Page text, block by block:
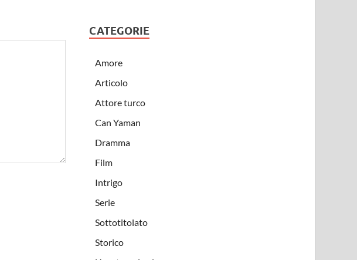
CATEGORIE
Amore
Articolo
Attore turco
Can Yaman
Dramma
Film
Intrigo
Serie
Sottotitolato
Storico